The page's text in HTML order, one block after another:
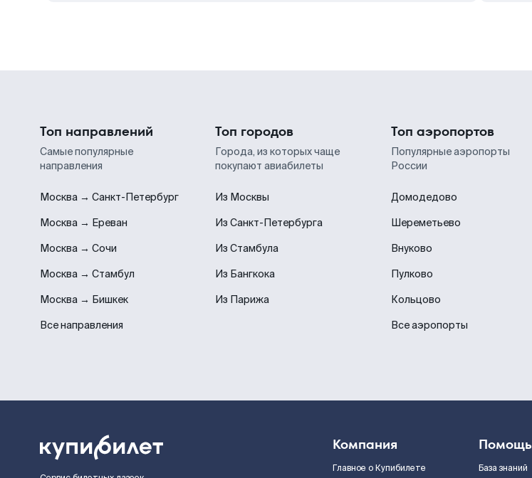
Топ направлений
Самые популярные
направления
Москва → Санкт-Петербург
Москва → Ереван
Москва → Сочи
Москва → Стамбул
Москва → Бишкек
Все направления
Топ городов
Города, из которых чаще
покупают авиабилеты
Из Москвы
Из Санкт-Петербурга
Из Стамбула
Из Бангкока
Из Парижа
Топ аэропортов
Популярные аэропорты
России
Домодедово
Шереметьево
Внуково
Пулково
Кольцово
Все аэропорты
Компания
Главное о Купибилете
Помощь
База знаний